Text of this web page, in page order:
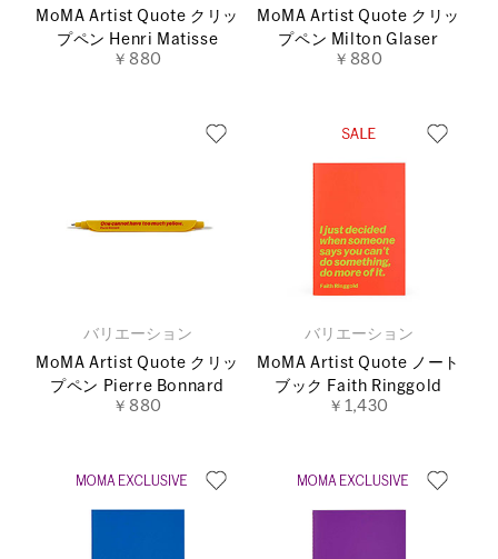
MoMA Artist Quote クリッ
プペン Henri Matisse
￥880
MoMA Artist Quote クリッ
プペン Milton Glaser
￥880
バリエーション
MoMA Artist Quote クリッ
プペン Pierre Bonnard
￥880
バリエーション
MoMA Artist Quote ノート
ブック Faith Ringgold
￥1,430